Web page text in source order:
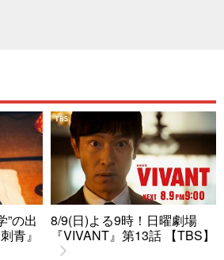
”の出
青』
8/9(日)よる9時！日曜劇場
『VIVANT』第13話 【TBS】